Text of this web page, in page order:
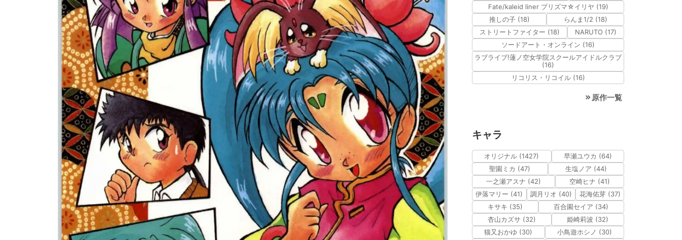
Fate/kaleid liner プリズマ☆イリヤ (19)
推しの子 (18)
らんま1/2 (18)
ストリートファイター (18)
NARUTO (17)
ソードアート・オンライン (16)
ラブライブ!蓮ノ空女学院スクールアイドルクラブ
(16)
リコリス・リコイル (16)
原作一覧
キャラ
オリジナル (1427)
早瀬ユウカ (64)
聖園ミカ (47)
生塩ノア (44)
一之瀬アスナ (42)
空崎ヒナ (41)
伊落マリー (41)
調月リオ (40)
花海佑芽 (37)
キサキ (35)
百合園セイア (34)
杏山カズサ (32)
姫崎莉波 (32)
猫又おかゆ (30)
小鳥遊ホシノ (30)